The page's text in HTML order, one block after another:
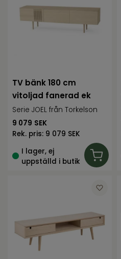
TV bänk 180 cm
vitoljad fanerad ek
Serie JOEL från Torkelson
9 079 SEK
Rek. pris: 9 079 SEK
I lager, ej
uppställd i butik